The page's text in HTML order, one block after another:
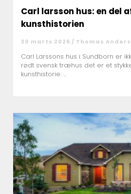
Carl larsson hus: en del
kunsthistorien
30 marts 2026 / Thomas
Carl Larssons hus i Sundborn er
rødt svensk træhus det er et
kunsthistorie. ...